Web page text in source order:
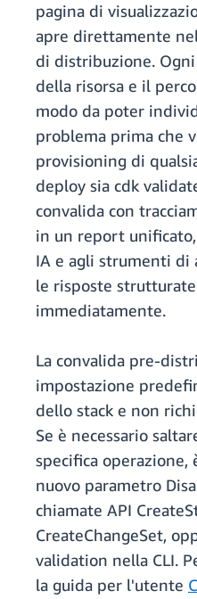
pagina di
apre direttamente
di distribuzione.
della risorsa e il
modo da poter
problema prima che
provisioning di
deploy sia cdk
convalida con
in un report
IA e agli strumenti di
le risposte
immediatamente.
La convalida pre-
impostazione
dello stack e non
Se è necessario
specifica
nuovo parametro
chiamate API
CreateChangeSet,
validation nella CLI.
la guida per l'utente